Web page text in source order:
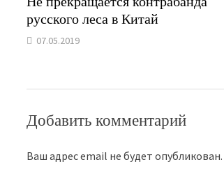
русского леса в Китай
07.05.2019
Добавить комментарий
Ваш адрес email не будет опубликован.